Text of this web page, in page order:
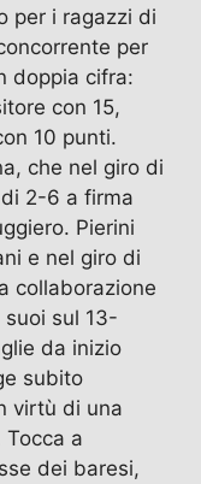
per i ragazzi di
per
doppia cifra:
con 15,
10 punti.
che nel giro di
2-6 a firma
Pierini
e nel giro di
collaborazione
sul 13-
da inizio
subito
virtù di una
a
dei baresi,